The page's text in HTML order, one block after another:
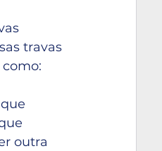
travas
outra